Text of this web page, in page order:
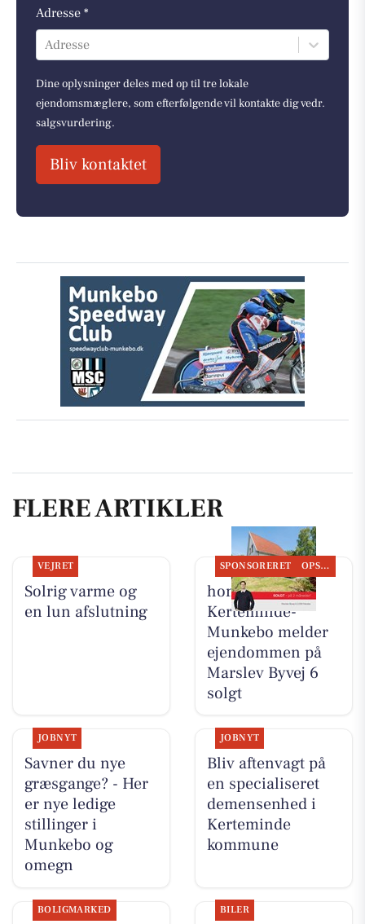
Adresse *
Adresse
Dine oplysninger deles med op til tre lokale
ejendomsmæglere, som efterfølgende vil kontakte dig vedr.
salgsvurdering.
Bliv kontaktet
FLERE ARTIKLER
VEJRET
Solrig varme og
en lun afslutning
SPONSORERET OPSLAGSTAVLEN
home
Kerteminde-
Munkebo melder
ejendommen på
Marslev Byvej 6
solgt
JOBNYT
Savner du nye
græsgange? - Her
er nye ledige
stillinger i
Munkebo og
omegn
JOBNYT
Bliv aftenvagt på
en specialiseret
demensenhed i
Kerteminde
kommune
BOLIGMARKED BILER